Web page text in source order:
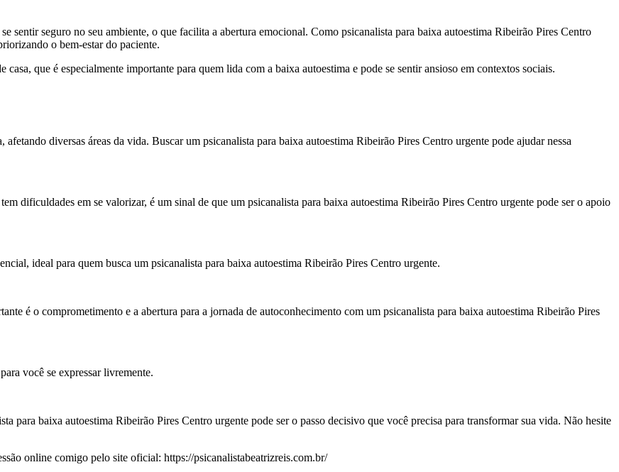
sentir seguro no seu ambiente, o que facilita a abertura emocional. Como psicanalista para baixa autoestima Ribeirão Pires Centro
o bem-estar do paciente.
que é especialmente importante para quem lida com a baixa autoestima e pode se sentir ansioso em contextos sociais.
diversas áreas da vida. Buscar um psicanalista para baixa autoestima Ribeirão Pires Centro urgente pode ajudar nessa
dificuldades em se valorizar, é um sinal de que um psicanalista para baixa autoestima Ribeirão Pires Centro urgente pode ser o apoio
ideal para quem busca um psicanalista para baixa autoestima Ribeirão Pires Centro urgente.
é o comprometimento e a abertura para a jornada de autoconhecimento com um psicanalista para baixa autoestima Ribeirão Pires
você se expressar livremente.
para baixa autoestima Ribeirão Pires Centro urgente pode ser o passo decisivo que você precisa para transformar sua vida. Não hesite
online comigo pelo site oficial: https://psicanalistabeatrizreis.com.br/